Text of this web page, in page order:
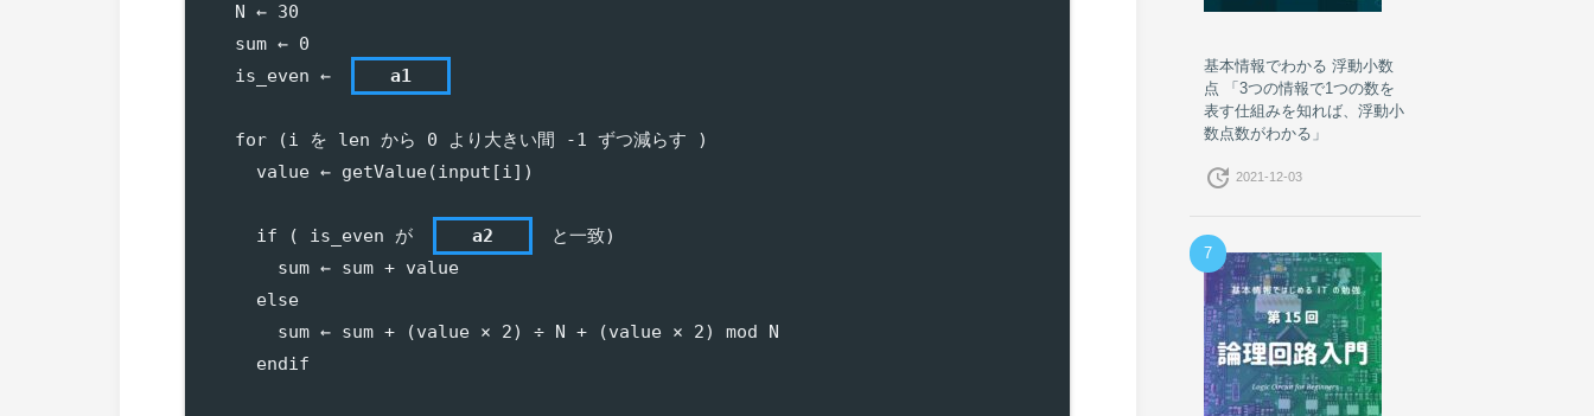
  N ← 30
  sum ← 0
  is_even ←
a1
  for (i を len から 0 より大きい間 -1 ずつ減らす )
    value ← getValue(input[i])
    if ( is_even が
a2
と一致)
      sum ← sum + value
    else
      sum ← sum + (value × 2) ÷ N + (value × 2) mod N
    endif
基本情報でわかる 浮動小数
点 「3つの情報で1つの数を
表す仕組みを知れば、浮動小
数点数がわかる」
update 2021-12-03
7